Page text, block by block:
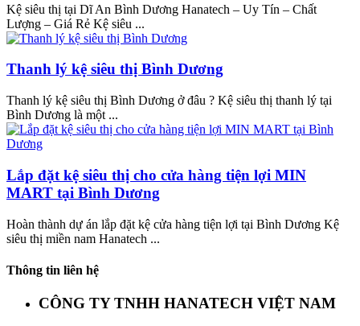
Kệ siêu thị tại Dĩ An Bình Dương Hanatech – Uy Tín – Chất
Lượng – Giá Rẻ Kệ siêu ...
Thanh lý kệ siêu thị Bình Dương
Thanh lý kệ siêu thị Bình Dương ở đâu ? Kệ siêu thị thanh lý tại
Bình Dương là một ...
Lắp đặt kệ siêu thị cho cửa hàng tiện lợi MIN
MART tại Bình Dương
Hoàn thành dự án lắp đặt kệ cửa hàng tiện lợi tại Bình Dương Kệ
siêu thị miền nam Hanatech ...
Thông tin liên hệ
CÔNG TY TNHH HANATECH VIỆT NAM